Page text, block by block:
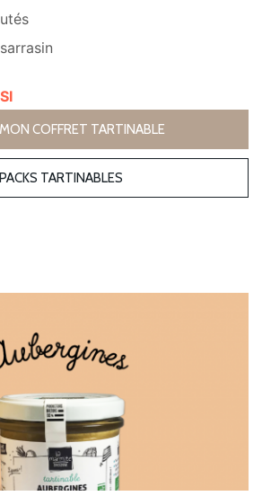
COFFRET TARTINABLE
PACKS TARTINABLES